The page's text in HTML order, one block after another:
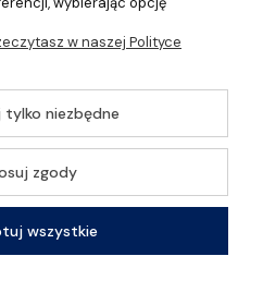
| Gastrosklep |
oraz barów
byEcommercy
wersję strony
Shoper Premium
w naszej Polityce
tylko niezbędne
zgody
wszystkie